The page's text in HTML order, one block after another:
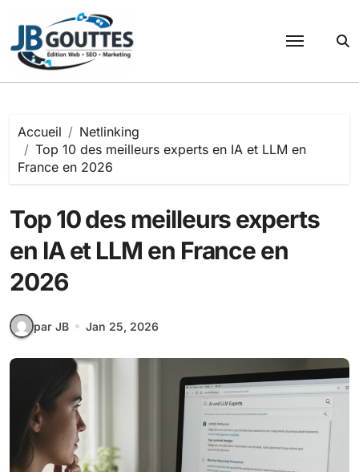
contenu
Accueil
Netlinking
Top 10 des meilleurs experts en IA et LLM en
France en 2026
Top 10 des meilleurs experts
en IA et LLM en France en
2026
par JB Jan 25, 2026